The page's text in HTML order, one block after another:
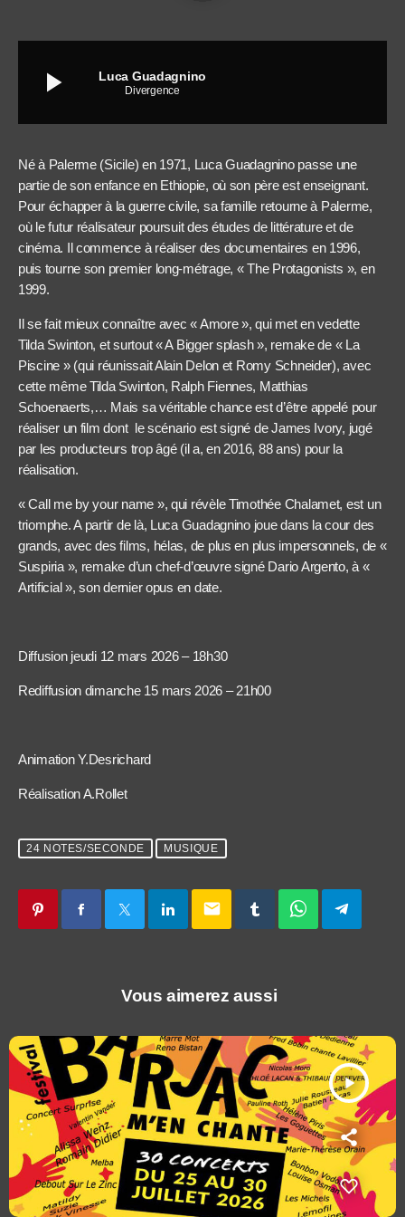
play_arrow Luca Guadagnino
Divergence
Né à Palerme (Sicile) en 1971, Luca Guadagnino passe une
partie de son enfance en Ethiopie, où son père est enseignant.
Pour échapper à la guerre civile, sa famille retourne à Palerme,
où le futur réalisateur poursuit des études de littérature et de
cinéma. Il commence à réaliser des documentaires en 1996,
puis tourne son premier long-métrage, « The Protagonists », en
1999.
Il se fait mieux connaître avec « Amore », qui met en vedette
Tilda Swinton, et surtout « A Bigger splash », remake de « La
Piscine » (qui réunissait Alain Delon et Romy Schneider), avec
cette même Tilda Swinton, Ralph Fiennes, Matthias
Schoenaerts,… Mais sa véritable chance est d’être appelé pour
réaliser un film dont le scénario est signé de James Ivory, jugé
par les producteurs trop âgé (il a, en 2016, 88 ans) pour la
réalisation.
« Call me by your name », qui révèle Timothée Chalamet, est un
triomphe. A partir de là, Luca Guadagnino joue dans la cour des
grands, avec des films, hélas, de plus en plus impersonnels, de «
Suspiria », remake d’un chef-d’œuvre signé Dario Argento, à «
Artificial », son dernier opus en date.
Diffusion jeudi 12 mars 2026 – 18h30
Rediffusion dimanche 15 mars 2026 – 21h00
Animation Y.Desrichard
Réalisation A.Rollet
24 NOTES/SECONDE MUSIQUE
email
Vous aimerez aussi
play_arrow